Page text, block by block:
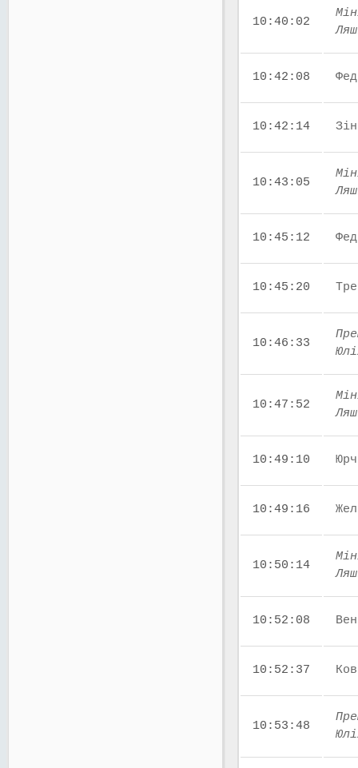
10:40:02
10:42:08
10:42:14
10:43:05
10:45:12
10:45:20
10:46:33
10:47:52
10:49:10
10:49:16
10:50:14
10:52:08
10:52:37
10:53:48